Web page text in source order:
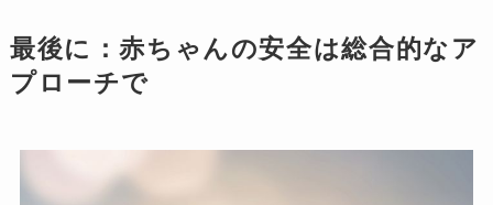
最後に：赤ちゃんの安全は総合的なア
プローチで